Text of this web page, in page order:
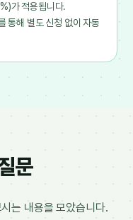
가 적용됩니다.
통해 별도 신청 없이 자동
문
는 내용을 모았습니다.